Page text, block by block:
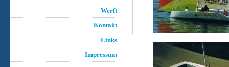
Werft
Kontakt
Links
Impressum